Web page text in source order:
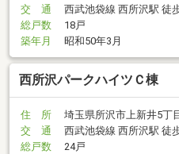
交 通
西武池袋線 西所沢駅 徒
総戸数
18戸
築年月
昭和50年3月
西所沢パークハイツＣ棟
住 所
埼玉県所沢市上新井5丁
交 通
西武池袋線 西所沢駅 徒
総戸数
24戸